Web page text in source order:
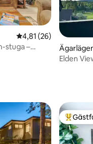
4,81 av 5 i
4,81 (26)
stuga –
Elden
Populär